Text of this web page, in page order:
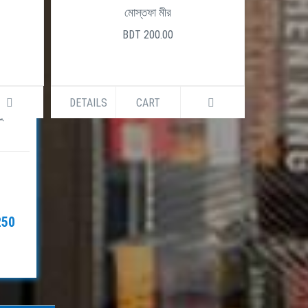
ও
মোস্তফা মীর
BDT 200.00
DETAILS CART DETAILS